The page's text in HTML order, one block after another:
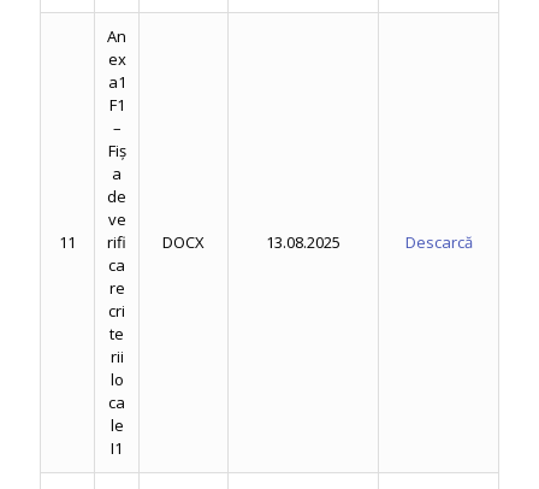
11
An
ex
a1
F1
–
Fiș
a
de
ve
rifi
ca
re
cri
te
rii
lo
ca
le
I1
DOCX 13.08.2025 Descarcă